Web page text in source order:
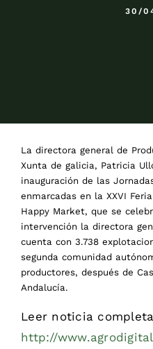
30/
La directora general de
Xunta de galicia, Patricia
inauguración de las
enmarcadas en la XXVI
Happy Market, que se
intervención la directora
cuenta con 3.738
segunda comunidad
productores, después de
Andalucía.
Leer noticia
http://